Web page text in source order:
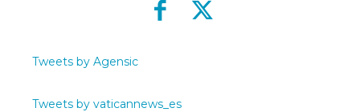
Tweets by Agensic
Tweets by vaticannews_es